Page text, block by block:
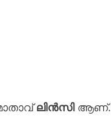
ലിൻസിആണ്.